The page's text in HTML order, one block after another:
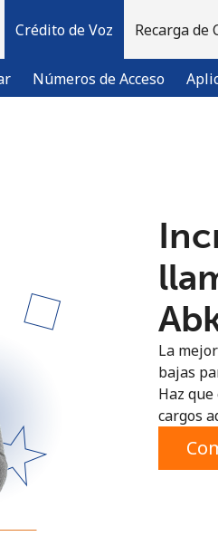
Crédito de Voz
Números de Acceso
Recarga de
¿Ya tienes una cuenta? Inicia
Regístrate con
La
bajas
Haz
cargos